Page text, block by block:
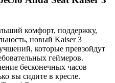
комфорт, поддержку,
новый Kaiser 3
которые превзойдут
геймеров.
бесконечных часов
вы сидите в кресле.